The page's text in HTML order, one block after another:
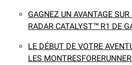
GAGNEZ UN AVANTAGE
RADAR CATALYST™ R1 DE
LE DÉBUT DE VOTRE
LES